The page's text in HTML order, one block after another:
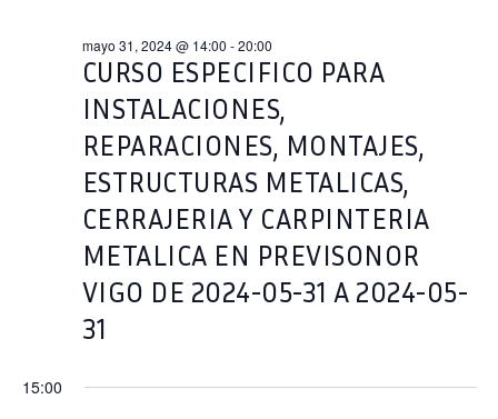
CURSO ESPECIFICO PARA
INSTALACIONES,
REPARACIONES, MONTAJES,
ESTRUCTURAS METALICAS,
CERRAJERIA Y CARPINTERIA
METALICA EN PREVISONOR
VIGO DE 2024-05-31 A 2024-05-
31
mayo 31, 2024 @ 14:00 -20:00
15:00